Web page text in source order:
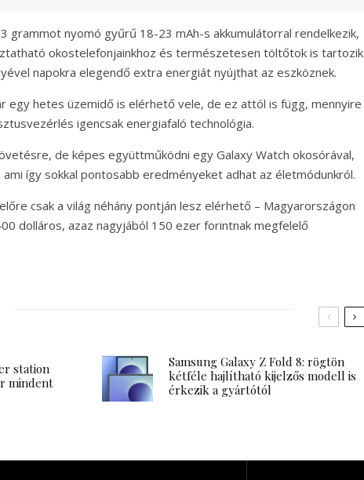
grammot nyomó gyűrű 18-23 mAh-s akkumulátorral rendelkezik,
okostelefonjainkhoz és természetesen töltőtok is tartozik
napokra elegendő extra energiát nyújthat az eszköznek.
egy hetes üzemidő is elérhető vele, de ez attól is függ, mennyire
igencsak energiafaló technológia.
de képes együttműködni egy Galaxy Watch okosórával,
így sokkal pontosabb eredményeket adhat az életmódunkról.
csak a világ néhány pontján lesz elérhető – Magyarországon
dolláros, azaz nagyjából 150 ezer forintnak megfelelő
station
mindent
Samsung Galaxy Z Fold 8: rögtön
kétféle hajlítható kijelzős modell is
érkezik a gyártótól